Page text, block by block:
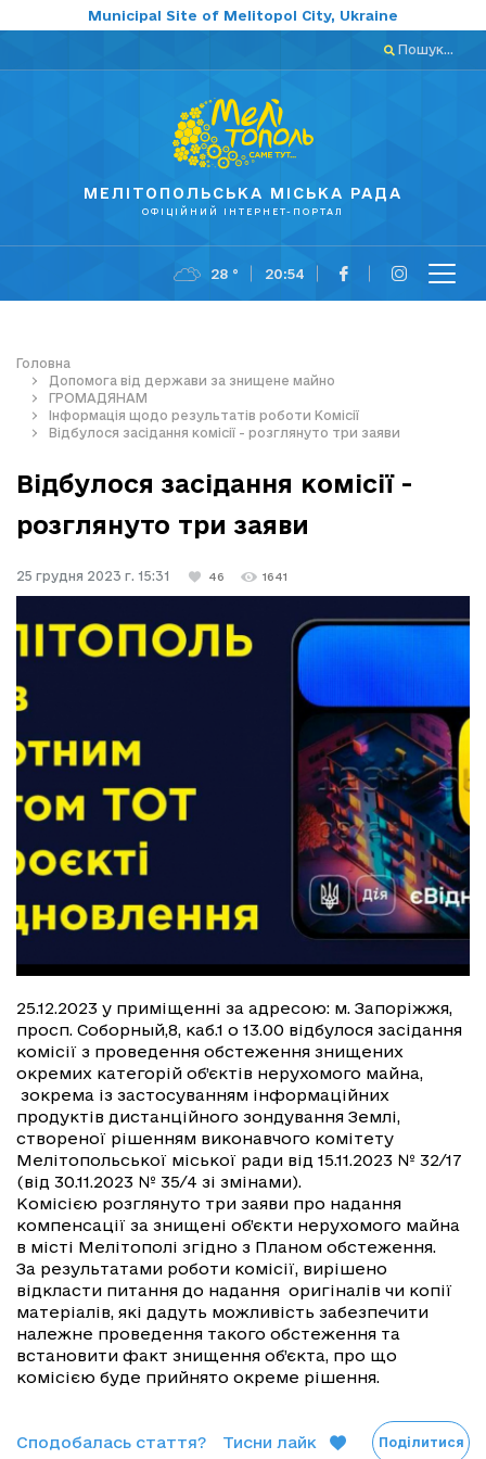
Municipal Site of Melitopol City, Ukraine
Пошук...
МЕЛІТОПОЛЬСЬКА МІСЬКА РАДА
ОФІЦІЙНИЙ ІНТЕРНЕТ-ПОРТАЛ
28 ° 20:54
Головна
Допомога від держави за знищене майно
ГРОМАДЯНАМ
Інформація щодо результатів роботи Комісії
Відбулося засідання комісії - розглянуто три заяви
Відбулося засідання комісії -
розглянуто три заяви
25 грудня 2023 г. 15:31 46 1641
25.12.2023 у приміщенні за адресою: м. Запоріжжя,
просп. Соборный,8, каб.1 о 13.00 відбулося засідання
комісії з проведення обстеження знищених
окремих категорій об’єктів нерухомого майна,
зокрема із застосуванням інформаційних
продуктів дистанційного зондування Землі,
створеної рішенням виконавчого комітету
Мелітопольської міської ради від 15.11.2023 № 32/17
(від 30.11.2023 № 35/4 зі змінами).
Комісією розглянуто три заяви про надання
компенсації за знищені об’єкти нерухомого майна
в місті Мелітополі згідно з Планом обстеження.
За результатами роботи комісії, вирішено
відкласти питання до надання оригіналів чи копії
матеріалів, які дадуть можливість забезпечити
належне проведення такого обстеження та
встановити факт знищення об’єкта, про що
комісією буде прийнято окреме рішення.
Сподобалась стаття? Тисни лайк Поділитися